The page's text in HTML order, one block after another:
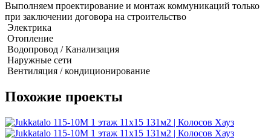
Выполняем проектирование и монтаж коммуникаций только
при заключении договора на строительство
Электрика
Отопление
Водопровод / Канализация
Наружные сети
Вентиляция / кондиционирование
Похожие проекты